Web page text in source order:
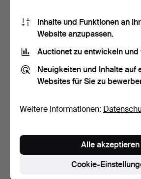
SKULTUNA BRUK (SB)
PAAR KERZENLEUCHTER
AUS…
1 Gebot
22 USD 85
Inhalte und Funktionen an
Website anzupassen.
Auctionet zu entwickeln und
Neuigkeiten und Inhalte auf
Websites für Sie zu
Weitere Informationen:
Cookie-
Alle akzeptieren